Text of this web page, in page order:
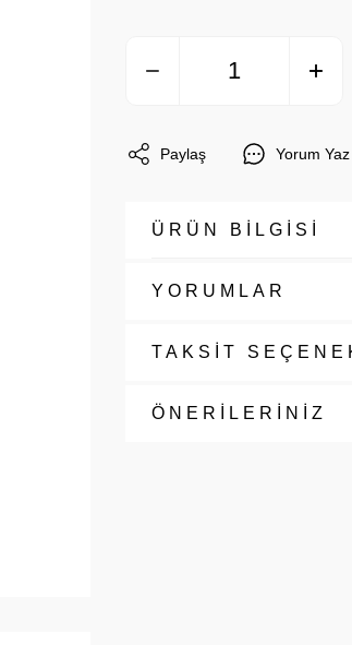
Paylaş Yorum Yaz
ÜRÜN BİLGİSİ
YORUMLAR
TAKSİT
ÖNERİLERİNİZ